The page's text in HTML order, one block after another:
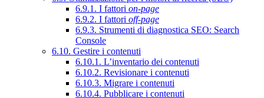
6.9.1. I fattori on-page
6.9.2. I fattori off-page
6.9.3. Strumenti di diagnostica SEO: Search
Console
6.10. Gestire i contenuti
6.10.1. L’inventario dei contenuti
6.10.2. Revisionare i contenuti
6.10.3. Migrare i contenuti
6.10.4. Pubblicare i contenuti